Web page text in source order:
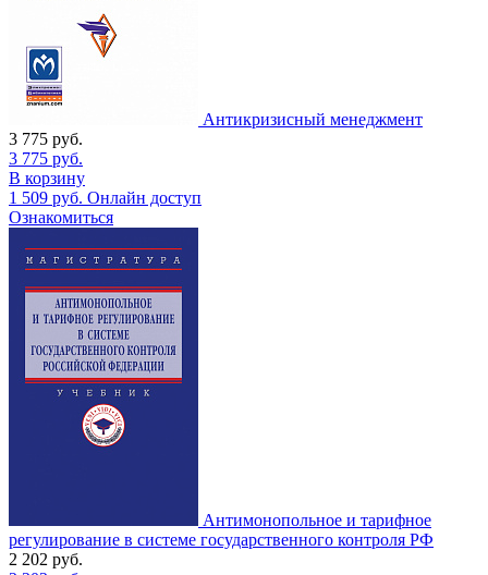
Антикризисный менеджмент
3 775 руб.
3 775 руб.
В корзину
1 509 руб. Онлайн доступ
Ознакомиться
Антимонопольное и тарифное
регулирование в системе государственного контроля РФ
2 202 руб.